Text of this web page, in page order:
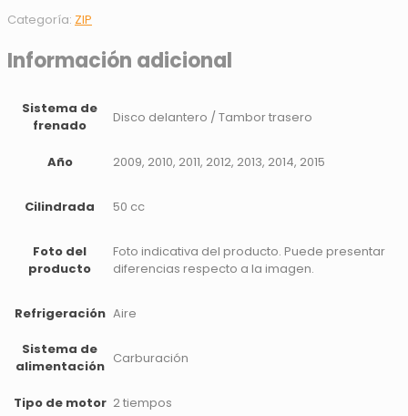
Categoría: ZIP
Información adicional
Sistema de
frenado
Disco delantero / Tambor trasero
Año 2009, 2010, 2011, 2012, 2013, 2014, 2015
Cilindrada 50 cc
Foto del
producto
Foto indicativa del producto. Puede presentar
diferencias respecto a la imagen.
Refrigeración Aire
Sistema de
alimentación Carburación
Tipo de motor 2 tiempos